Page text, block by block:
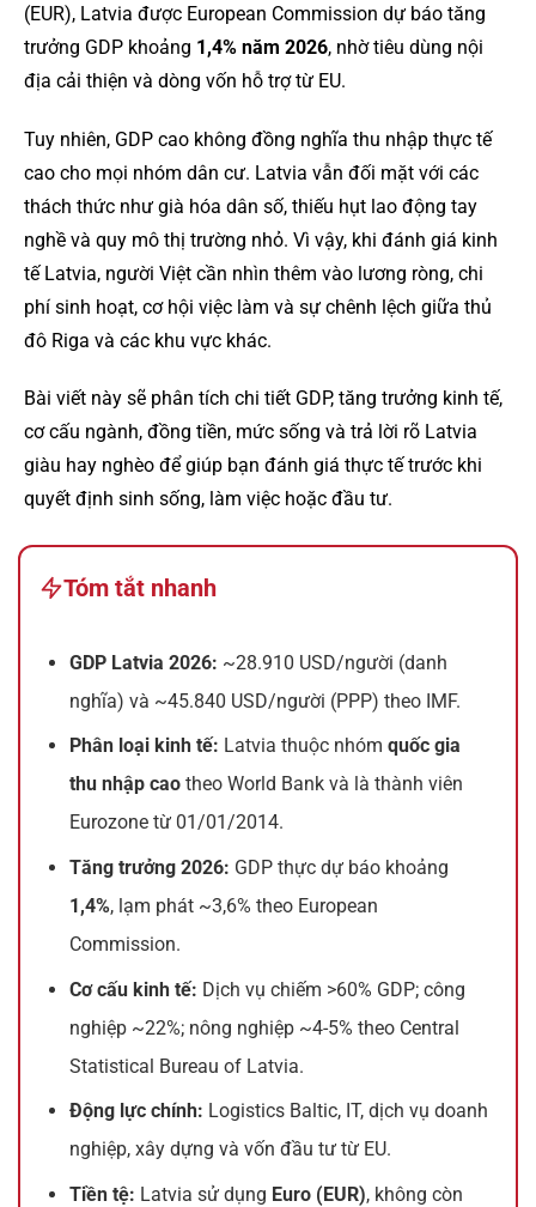
(EUR), Latvia được European Commission dự báo tăng
trưởng GDP khoảng 1,4% năm 2026, nhờ tiêu dùng nội
địa cải thiện và dòng vốn hỗ trợ từ EU.
Tuy nhiên, GDP cao không đồng nghĩa thu nhập thực tế
cao cho mọi nhóm dân cư. Latvia vẫn đối mặt với các
thách thức như già hóa dân số, thiếu hụt lao động tay
nghề và quy mô thị trường nhỏ. Vì vậy, khi đánh giá kinh
tế Latvia, người Việt cần nhìn thêm vào lương ròng, chi
phí sinh hoạt, cơ hội việc làm và sự chênh lệch giữa thủ
đô Riga và các khu vực khác.
Bài viết này sẽ phân tích chi tiết GDP, tăng trưởng kinh tế,
cơ cấu ngành, đồng tiền, mức sống và trả lời rõ Latvia
giàu hay nghèo để giúp bạn đánh giá thực tế trước khi
quyết định sinh sống, làm việc hoặc đầu tư.
Tóm tắt nhanh
GDP Latvia 2026: ~28.910 USD/người (danh
nghĩa) và ~45.840 USD/người (PPP) theo IMF.
Phân loại kinh tế: Latvia thuộc nhómquốc gia
thu nhập cao theo World Bank và là thành viên
Eurozone từ 01/01/2014.
Tăng trưởng 2026: GDP thực dự báo khoảng
1,4%, lạm phát ~3,6% theo European
Commission.
Cơ cấu kinh tế: Dịch vụ chiếm >60% GDP; công
nghiệp ~22%; nông nghiệp ~4-5% theo Central
Statistical Bureau of Latvia.
Động lực chính: Logistics Baltic, IT, dịch vụ doanh
nghiệp, xây dựng và vốn đầu tư từ EU.
Tiền tệ: Latvia sử dụng Euro (EUR), không còn